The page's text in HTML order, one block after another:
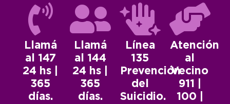
Llamá
al 147
24 hs |
365
días.
Llamá
al 144
24 hs |
365
días.
Línea
135
Prevención
del
Suicidio.
Atención
al
Vecino
911 |
100 |